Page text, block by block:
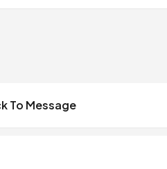
To Message